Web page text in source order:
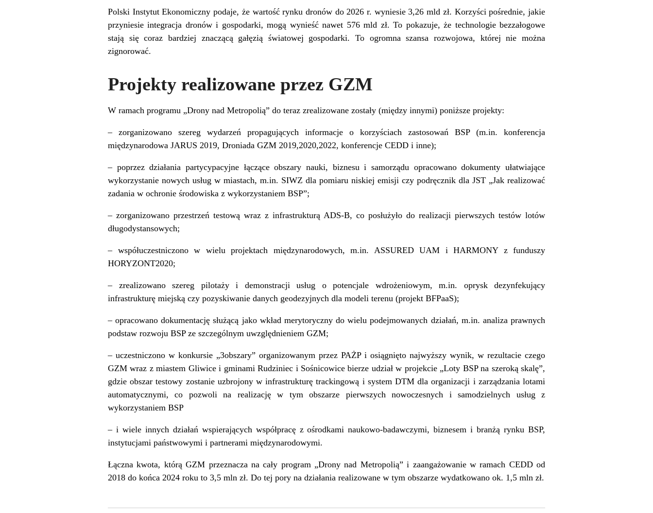
Polski Instytut Ekonomiczny podaje, że wartość rynku dronów do 2026 r. wyniesie 3,26 mld zł. Korzyści pośrednie, jakie
przyniesie integracja dronów i gospodarki, mogą wynieść nawet 576 mld zł. To pokazuje, że technologie bezzałogowe
stają się coraz bardziej znaczącą gałęzią światowej gospodarki. To ogromna szansa rozwojowa, której nie można
zignorować.
Projekty realizowane przez GZM
W ramach programu „Drony nad Metropolią” do teraz zrealizowane zostały (między innymi) poniższe projekty:
– zorganizowano szereg wydarzeń propagujących informacje o korzyściach zastosowań BSP (m.in. konferencja
międzynarodowa JARUS 2019, Droniada GZM 2019,2020,2022, konferencje CEDD i inne);
– poprzez działania partycypacyjne łączące obszary nauki, biznesu i samorządu opracowano dokumenty ułatwiające
wykorzystanie nowych usług w miastach, m.in. SIWZ dla pomiaru niskiej emisji czy podręcznik dla JST „Jak realizować
zadania w ochronie środowiska z wykorzystaniem BSP”;
– zorganizowano przestrzeń testową wraz z infrastrukturą ADS-B, co posłużyło do realizacji pierwszych testów lotów
długodystansowych;
– współuczestniczono w wielu projektach międzynarodowych, m.in. ASSURED UAM i HARMONY z funduszy
HORYZONT2020;
– zrealizowano szereg pilotaży i demonstracji usług o potencjale wdrożeniowym, m.in. oprysk dezynfekujący
infrastrukturę miejską czy pozyskiwanie danych geodezyjnych dla modeli terenu (projekt BFPaaS);
– opracowano dokumentację służącą jako wkład merytoryczny do wielu podejmowanych działań, m.in. analiza prawnych
podstaw rozwoju BSP ze szczególnym uwzględnieniem GZM;
– uczestniczono w konkursie „3obszary” organizowanym przez PAŻP i osiągnięto najwyższy wynik, w rezultacie czego
GZM wraz z miastem Gliwice i gminami Rudziniec i Sośnicowice bierze udział w projekcie „Loty BSP na szeroką skalę”,
gdzie obszar testowy zostanie uzbrojony w infrastrukturę trackingową i system DTM dla organizacji i zarządzania lotami
automatycznymi, co pozwoli na realizację w tym obszarze pierwszych nowoczesnych i samodzielnych usług z
wykorzystaniem BSP
– i wiele innych działań wspierających współpracę z ośrodkami naukowo-badawczymi, biznesem i branżą rynku BSP,
instytucjami państwowymi i partnerami międzynarodowymi.
Łączna kwota, którą GZM przeznacza na cały program „Drony nad Metropolią” i zaangażowanie w ramach CEDD od
2018 do końca 2024 roku to 3,5 mln zł. Do tej pory na działania realizowane w tym obszarze wydatkowano ok. 1,5 mln zł.